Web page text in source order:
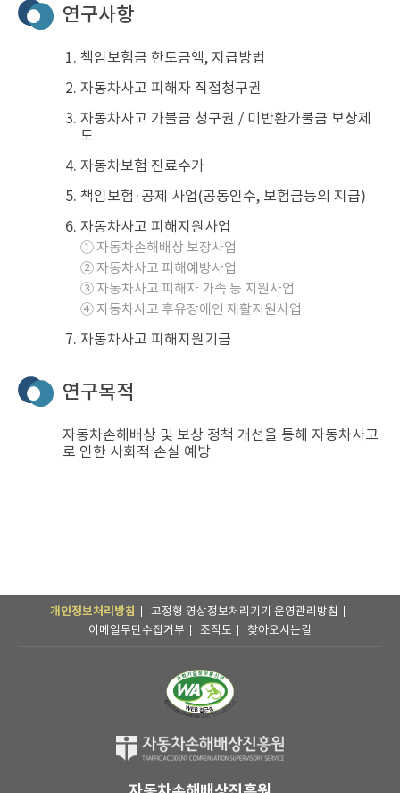
연구사항
책임보험금 한도금액, 지급방법
자동차사고 피해자 직접청구권
자동차사고 가불금 청구권 / 미반환가불금 보상제
도
자동차보험 진료수가
책임보험·공제 사업(공동인수, 보험금등의 지급)
자동차사고 피해지원사업
① 자동차손해배상 보장사업
② 자동차사고 피해예방사업
③ 자동차사고 피해자 가족 등 지원사업
④ 자동차사고 후유장애인 재활지원사업
자동차사고 피해지원기금
연구목적
자동차손해배상 및 보상 정책 개선을 통해 자동차사고
로 인한 사회적 손실 예방
개인정보처리방침
고정형 영상정보처리기기 운영관리방침
이메일무단수집거부
조직도 찾아오시는길